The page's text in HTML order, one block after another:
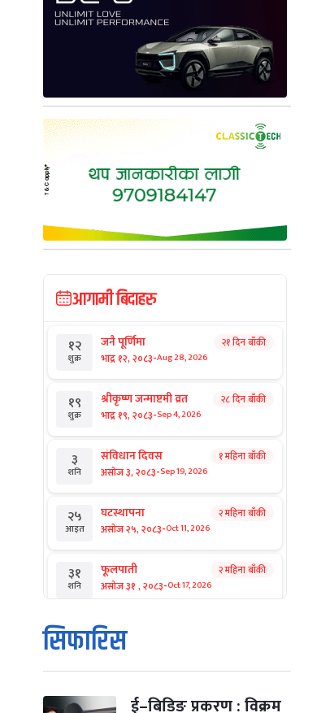
आगामी बिदाहरु
१२
शुक्र
जनै पूर्णिमा
भाद्र १२, २०८३-Aug 28, 2026
२१ दिन बाँकी
१९
शुक्र
श्रीकृष्ण जन्माष्टमी व्रत
भाद्र १९, २०८३-Sep 4, 2026
२८ दिन बाँकी
३
शनि
संविधान दिवस
असोज ३, २०८३-Sep 19, 2026
१ महिना बाँकी
२५
आइत
घटस्थापना
असोज २५, २०८३-Oct 11, 2026
२ महिना बाँकी
३१
शनि
फूलपाती
असोज ३१ , २०८३-Oct 17, 2026
२ महिना बाँकी
१
आइत
कार्तिक सङ्क्रान्ति
कार्तिक १, २०८३
मंगल कार्तिक ३, २०८३-Oct 20, 2026
सिफारिस
ई–बिडिङ प्रकरण : विक्रम